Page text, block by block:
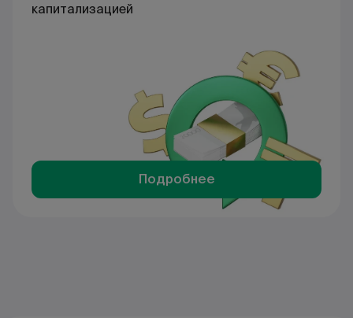
капитализацией
Подробнее